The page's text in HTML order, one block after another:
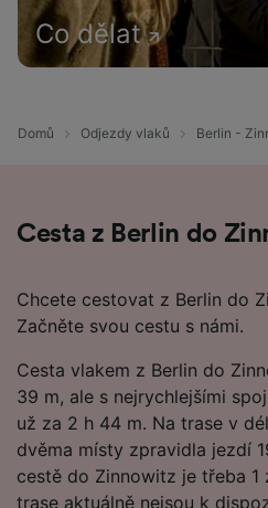
Co dělat
Domů Odjezdy vlaků Berlin -
Cesta z Berlin do
Chcete cestovat z Berlin do
Začněte svou cestu s námi.
Cesta vlakem z Berlin do
39 m, ale s nejrychlejšími
už za 2 h 44 m. Na trase v
dvěma místy zpravidla jezdí
cestě do Zinnowitz je třeba
trase aktuálně nejsou k